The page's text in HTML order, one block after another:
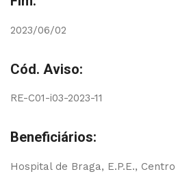
2023/06/02
Cód. Aviso:
RE-C01-i03-2023-11
Beneficiários:
Hospital de Braga, E.P.E.,